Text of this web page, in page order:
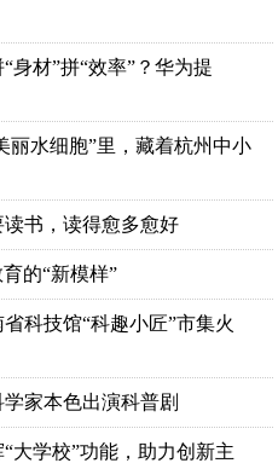
身材”拼“效率”？华为提
丽水细胞”里，藏着杭州中小
书，读得愈多愈好
的“新模样”
科技馆“科趣小匠”市集火
家本色出演科普剧
大学校”功能，助力创新主